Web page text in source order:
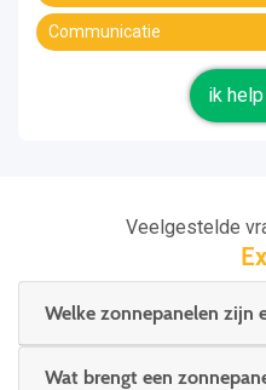
Communicatie
ik
Veelgestelde
Welke zonnepanelen zijn
Wat brengt een